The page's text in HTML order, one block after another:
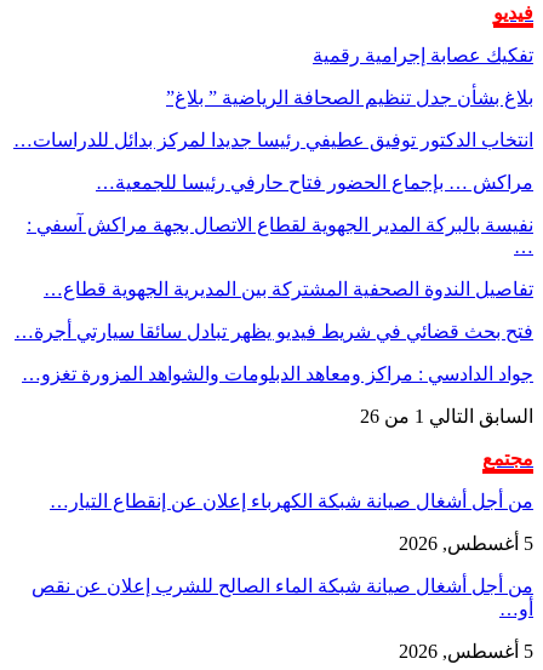
فيديو
تفكيك عصابة إجرامية رقمية
بلاغ بشأن جدل تنظيم الصحافة الرياضية ” بلاغ”
انتخاب الدكتور توفيق عطيفي رئيسا جديدا لمركز بدائل للدراسات…
مراكش … بإجماع الحضور فتاح حارفي رئيسا للجمعية…
نفيسة بالبركة المدير الجهوية لقطاع الاتصال بجهة مراكش آسفي :
…
تفاصيل الندوة الصحفية المشتركة بين المديرية الجهوية قطاع…
فتح بحث قضائي في شريط فيديو يظهر تبادل سائقا سيارتي أجرة…
جواد الدادسي : مراكز ومعاهد الدبلومات والشواهد المزورة تغزو…
السابق التالي 1 من 26
مجتمع
من أجل أشغال صيانة شبكة الكهرباء إعلان عن إنقطاع التيار…
5 أغسطس, 2026
من أجل أشغال صيانة شبكة الماء الصالح للشرب إعلان عن نقص
أو…
5 أغسطس, 2026